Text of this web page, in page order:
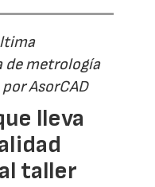
de metrología
AsorCAD
lleva
taller